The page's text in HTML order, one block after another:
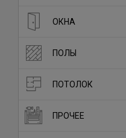
ОКНА
ПОЛЫ
ПОТОЛОК
ПРОЧЕЕ